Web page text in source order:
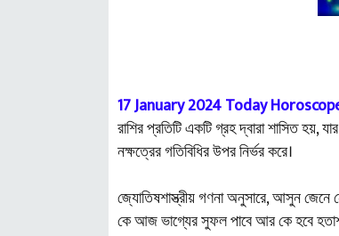
17 January 2024 Today
রাশির প্রতিটি একটি গ্রহ দ্বারা শাসিত হয়,
নক্ষত্রের গতিবিধির উপর নির্ভর করে।
জ্যোতিষশাস্ত্রীয় গণনা অনুসারে, আসুন জেনে
কে আজ ভাগ্যের সুফল পাবে আর কে হবে